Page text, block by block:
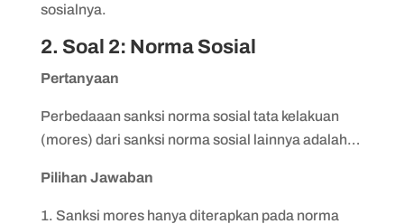
sosialnya.
2. Soal 2: Norma Sosial
Pertanyaan
Perbedaaan sanksi norma sosial tata kelakuan
(mores) dari sanksi norma sosial lainnya adalah…
Pilihan Jawaban
Sanksi mores hanya diterapkan pada norma